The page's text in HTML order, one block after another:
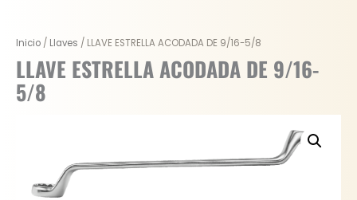
Inicio / Llaves / LLAVE ESTRELLA ACODADA DE 9/16-5/8
LLAVE ESTRELLA ACODADA DE 9/16-
5/8
LLAVE
ESTRELLA
ACODADA
DE